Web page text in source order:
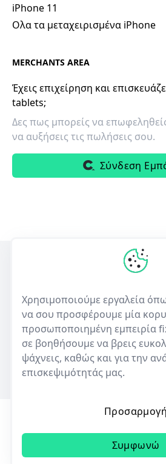
iPhone 11
Ολα τα μεταχειρισμένα iPhone
MERCHANTS AREA
Έχεις επιχείρηση και
tablets;
Δες πως μπορείς να
να αυξήσεις τις πωλήσεις σου.
Σύνδεση
ηλεκτρονικών συσκευών και
50+
Καταστήματα
© 2023 | All rights
Χρησιμοποιούμε εργαλεία
να σου προσφέρουμε μία
προσωποποιημένη εμπειρία
σε βοηθήσουμε να βρεις
ψάχνεις, καθώς και για την
επισκεψιμότητάς μας.
Προσαρμογή
Συμφωνώ